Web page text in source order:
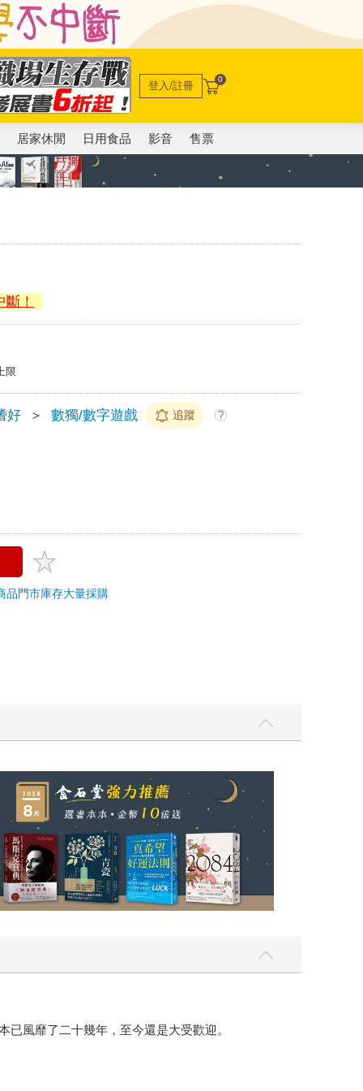
登入/註冊 0
居家休閒 日用食品 影音 售票
！
限
好 ＞ 數獨/數字遊戲 追蹤 ?
品門市庫存大量採購
風靡了二十幾年，至今還是大受歡迎。